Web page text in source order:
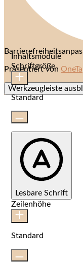
Präsentiert von
Werkzeugleiste
Inhaltsmodule
Schriftgröße
Standard
Lesbare Schrift
Zeilenhöhe
Standard